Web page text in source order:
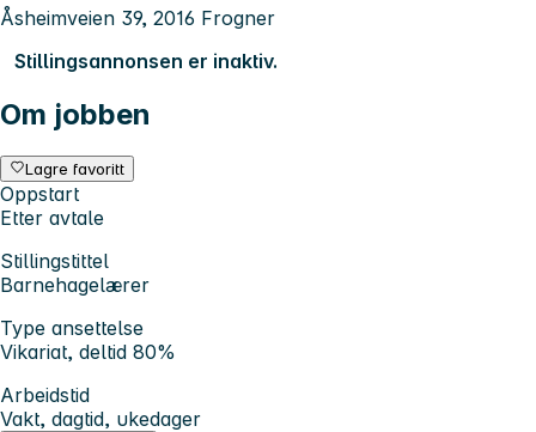
Åsheimveien 39, 2016 Frogner
Stillingsannonsen er inaktiv.
Om jobben
Lagre favoritt
Oppstart
Etter avtale
Stillingstittel
Barnehagelærer
Type ansettelse
Vikariat, deltid 80%
Arbeidstid
Vakt, dagtid, ukedager